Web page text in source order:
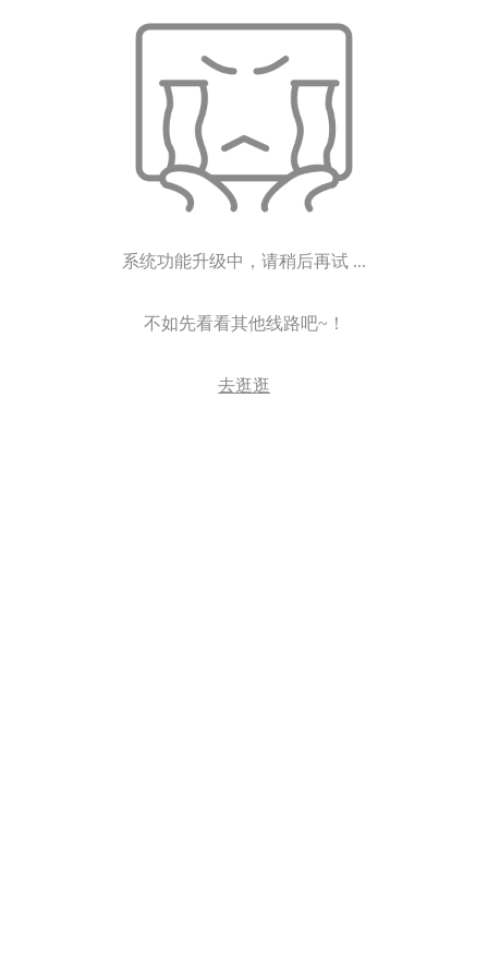
系统功能升级中，请稍后再试 ...
不如先看看其他线路吧~！
去逛逛